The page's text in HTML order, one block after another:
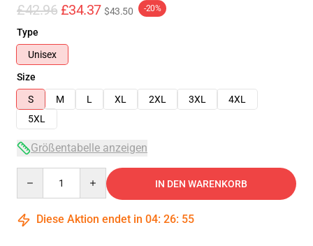
£42.96 £34.37 $43.50 -20%
Type
Unisex
Size
S
M L XL 2XL 3XL
4XL
5XL
Größentabelle anzeigen
IN DEN WARENKORB
Diese Aktion endet in 04: 26: 54